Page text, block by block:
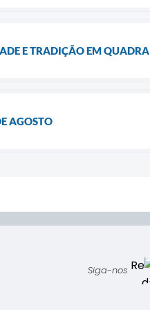
E TRADIÇÃO EM QUADRA
AGOSTO
Siga-nos